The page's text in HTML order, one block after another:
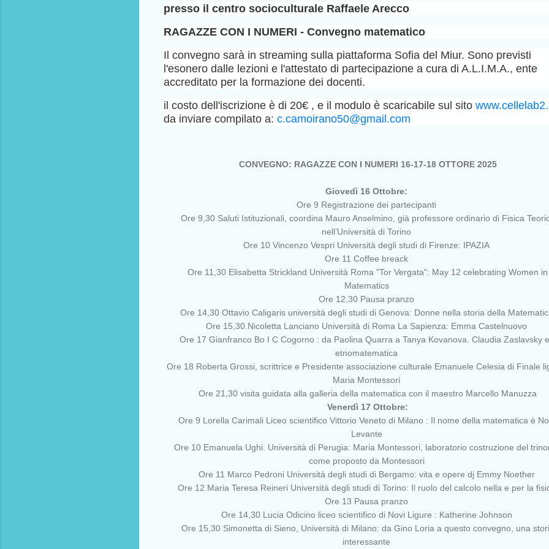
presso il centro socioculturale Raffaele Arecco
RAGAZZE CON I NUMERI - Convegno matematico
Il convegno sarà in streaming sulla piattaforma Sofia del Miur. Sono previsti
l'esonero dalle lezioni e l'attestato di partecipazione a cura di A.L.I.M.A., ente
accreditato per la formazione dei docenti.
il costo dell'iscrizione è di 20€ , e il modulo è scaricabile sul sito
da inviare compilato a: c.camoirano50@gmail.com
CONVEGNO: RAGAZZE CON I NUMERI 16-17-18 OTTORE 2025
Giovedì 16 Ottobre:
Ore 9 Registrazione dei partecipanti
Ore 9,30 Saluti Istituzionali, coordina Mauro Anselmino, già professore ordinario di Fisica
nell’Università di Torino
Ore 10 Vincenzo Vespri Università degli studi di Firenze: IPAZIA
Ore 11 Coffee breack
Ore 11,30 Elisabetta Strickland Università Roma "Tor Vergata": May 12 celebrating Women in
Matematics
Ore 12,30 Pausa pranzo
Ore 14,30 Ottavio Caligaris università degli studi di Genova: Donne nella storia della
Ore 15,30.Nicoletta Lanciano Università di Roma La Sapienza: Emma Castelnuovo
Ore 17 Gianfranco Bo I C Cogorno : da Paolina Quarra a Tanya Kovanova. Claudia Zaslavsky
etnomatematica
Ore 18 Roberta Grossi, scrittrice e Presidente associazione culturale Emanuele Celesia di Finale
Maria Montessori
Ore 21,30 visita guidata alla galleria della matematica con il maestro Marcello Manuzza
Venerdì 17 Ottobre:
Ore 9 Lorella Carimali Liceo scientifico Vittorio Veneto di Milano : Il nome della matematica è
Levante
Ore 10 Emanuela Ughi. Università di Perugia: Maria Montessori, laboratorio costruzione del
come proposto da Montessori
Ore 11 Marco Pedroni Università degli studi di Bergamo: vita e opere dj Emmy Noether
Ore 12.Maria Teresa Reineri Università degli studi di Torino: Il ruolo del calcolo nella e per la
Ore 13 Pausa pranzo
Ore 14,30 Lucia Odicino liceo scientifico di Novi Ligure : Katherine Johnson
Ore 15,30 Simonetta di Sieno, Università di Milano: da Gino Loria a questo convegno, una
interessante